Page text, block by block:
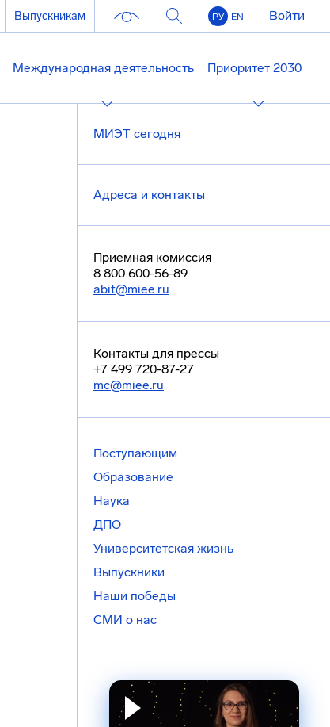
Выпускникам РУ EN Войти
Международная деятельность Приоритет 2030
МИЭТ сегодня
Адреса и контакты
Приемная комиссия
8 800 600-56-89
abit@miee.ru
Контакты для прессы
+7 499 720-87-27
mc@miee.ru
Поступающим
Образование
Наука
ДПО
Университетская жизнь
Выпускники
Наши победы
СМИ о нас